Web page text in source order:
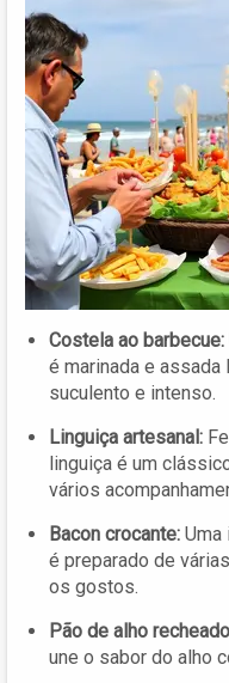
Costela ao barbecue:
é marinada e assada
suculento e intenso.
Linguiça artesanal:
linguiça é um
vários
Bacon crocante: Uma
é preparado de
os gostos.
Pão de alho
une o sabor do alho